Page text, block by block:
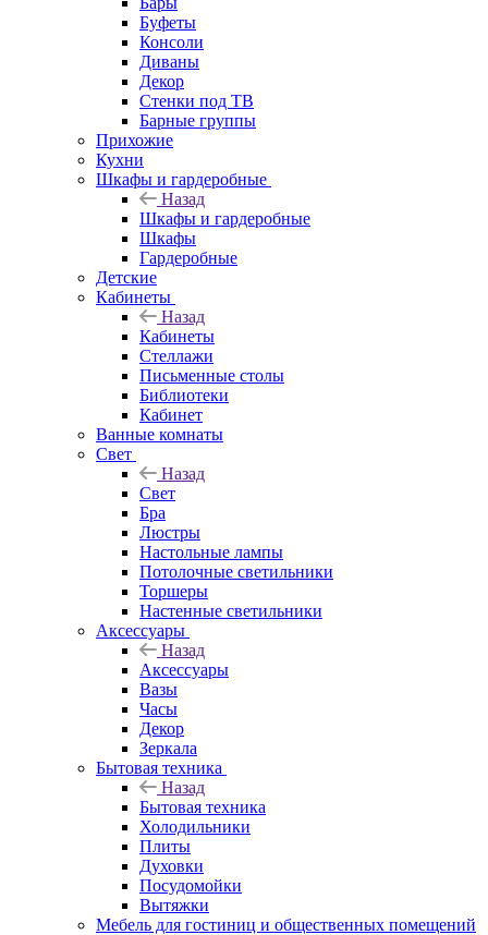
Буфеты
Консоли
Диваны
Декор
Стенки под ТВ
Барные группы
Прихожие
Кухни
Шкафы и гардеробные
Назад
Шкафы и гардеробные
Шкафы
Гардеробные
Детские
Кабинеты
Назад
Кабинеты
Стеллажи
Письменные столы
Библиотеки
Кабинет
Ванные комнаты
Свет
Назад
Свет
Бра
Люстры
Настольные лампы
Потолочные светильники
Торшеры
Настенные светильники
Аксессуары
Назад
Аксессуары
Вазы
Часы
Декор
Зеркала
Бытовая техника
Назад
Бытовая техника
Холодильники
Плиты
Духовки
Посудомойки
Вытяжки
Мебель для гостиниц и общественных помещений